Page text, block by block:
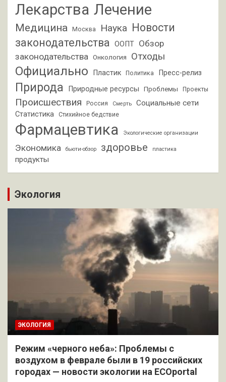
Лекарства Лечение
Медицина Москва Наука Новости
законодательства
ООПТ Обзор
законодательства
Онкология Отходы
Официально Пластик Политика Пресс-релиз
Природа Природные ресурсы Проблемы Проекты
Происшествия Россия Смерть Социальные сети
Статистика Стихийное бедствие
Фармацевтика Экологические организации
Экономика бьюти-обзор здоровье пластика
продукты
Экология
ЭКОЛОГИЯ
Режим «черного неба»: Проблемы с
воздухом в феврале были в 19 российских
городах — новости экологии на ECOportal